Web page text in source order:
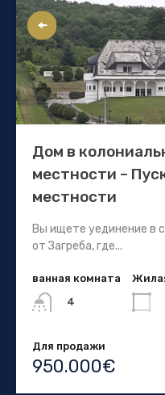
Дом в
местности –
местности
Вы ищете уединение в
от Загреба, где...
ванная комната
4
Для продажи
950.000€